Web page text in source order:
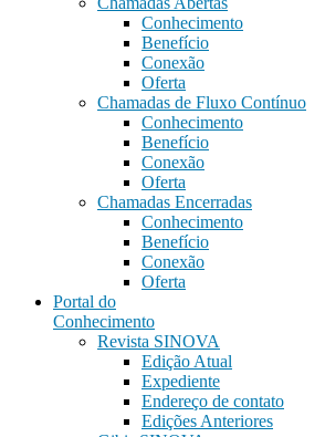
Conhecimento
Benefício
Conexão
Oferta
Chamadas de Fluxo Contínuo
Conhecimento
Benefício
Conexão
Oferta
Chamadas Encerradas
Conhecimento
Benefício
Conexão
Oferta
Portal do
Conhecimento
Revista SINOVA
Edição Atual
Expediente
Endereço de contato
Edições Anteriores